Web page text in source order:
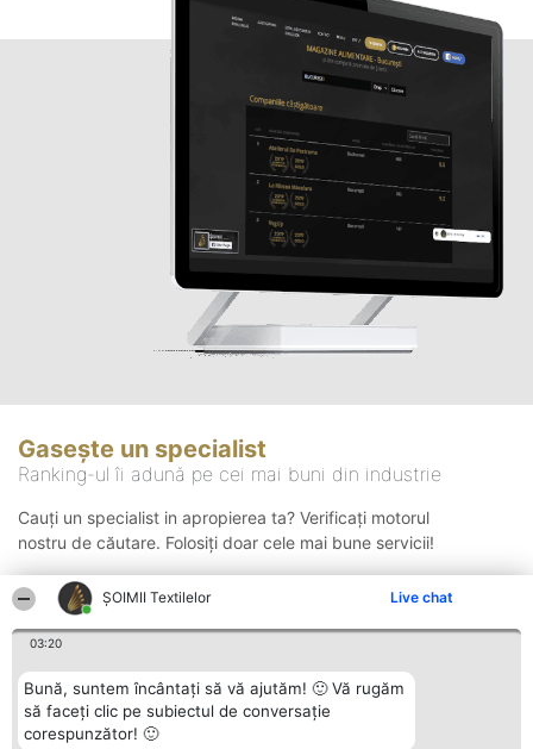
ȘOIMII Textilelor Live chat
03:20
Bună, suntem încântați să vă ajutăm! 🙂 Vă rugăm
să faceți clic pe subiectul de conversație
corespunzător! 🙂
Gasește un specialist
Ranking-ul îi adună pe cei mai buni din industrie
Cauți un specialist in apropierea ta? Verificați motorul
nostru de căutare. Folosiți doar cele mai bune servicii!